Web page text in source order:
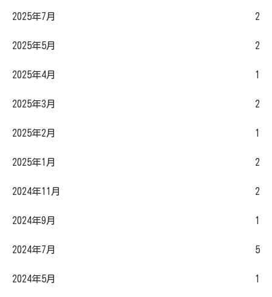
2025年7月 2
2025年5月 2
2025年4月 1
2025年3月 2
2025年2月 1
2025年1月 2
2024年11月 2
2024年9月 1
2024年7月 5
2024年5月 1